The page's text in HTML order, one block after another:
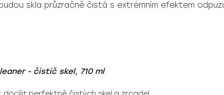
skla průzračně čistá s extrémním efektem
- čistič skel, 710 ml